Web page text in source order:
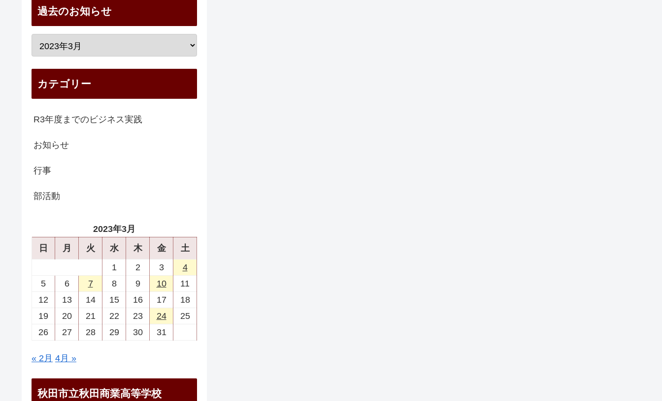
過去のお知らせ
カテゴリー
R3年度までのビジネス実践
お知らせ
行事
部活動
2023年3月
日
月 火 水 木 金
土
1
2 3
4
5
6 7 8 9 10
11
12
13 14 15 16 17
18
19
20 21 22 23 24
25
26
27 28 29 30 31
« 2月 4月 »
秋田市立秋田商業高等学校